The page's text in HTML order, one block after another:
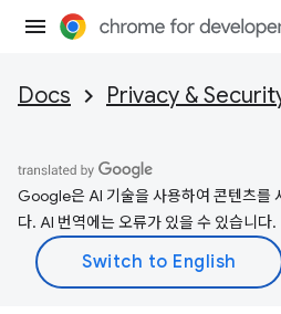
Docs Privacy &
Google은 AI 기술을 사용하여 콘텐츠를
다. AI 번역에는 오류가 있을 수 있습니다.